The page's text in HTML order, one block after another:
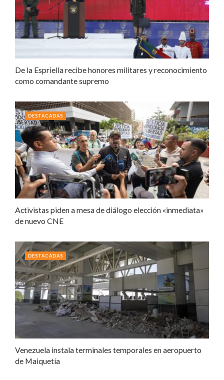
De la Espriella recibe honores militares y reconocimiento
como comandante supremo
Activistas piden a mesa de diálogo elección «inmediata»
de nuevo CNE
DESTACADAS
Venezuela instala terminales temporales en aeropuerto
de Maiquetía
DESTACADAS